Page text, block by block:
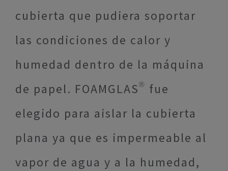
cubierta que pudiera soportar
las condiciones de calor y
humedad dentro de la máquina
de papel. FOAMGLAS® fue
elegido para aislar la cubierta
plana ya que es impermeable al
vapor de agua y a la humedad,